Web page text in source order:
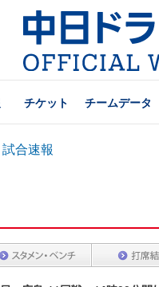
チケット チームデータ
試合速報